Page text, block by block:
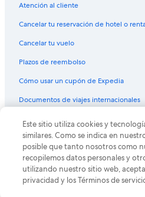
Atención al cliente
Cancelar tu reservación de hotel o
Cancelar tu vuelo
Plazos de reembolso
Cómo usar un cupón de Expedia
Documentos de viajes internacionales
© 2026 Expedia, Inc., una empresa de
derechos reservados. Expedia y el
registradas o marcas comerciales de
Este sitio utiliza cookies y
similares. Como se indica en
posible que tanto nosotros como
recopilemos datos personales y
utilizando nuestro sitio web,
privacidad y los Términos de